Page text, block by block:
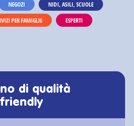
NEGOZI
NIDI, ASILI, SCUOLE
PER FAMIGLIE ESPERTI
di qualità